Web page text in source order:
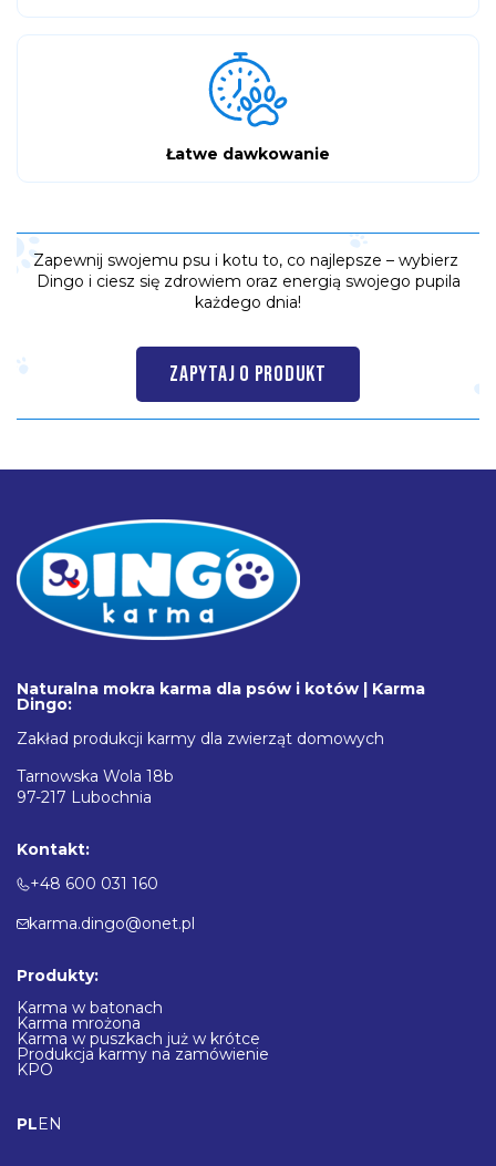
Łatwe dawkowanie
Zapewnij swojemu psu i kotu to, co najlepsze – wybierz
Dingo i ciesz się zdrowiem oraz energią swojego pupila
każdego dnia!
ZAPYTAJ O PRODUKT
Naturalna mokra karma dla psów i kotów | Karma
Dingo:
Zakład produkcji karmy dla zwierząt domowych
Tarnowska Wola 18b
97-217 Lubochnia
Kontakt:
+48 600 031 160
karma.dingo@onet.pl
Produkty:
Karma w batonach
Karma mrożona
Karma w puszkach już w krótce
Produkcja karmy na zamówienie
KPO
PLEN